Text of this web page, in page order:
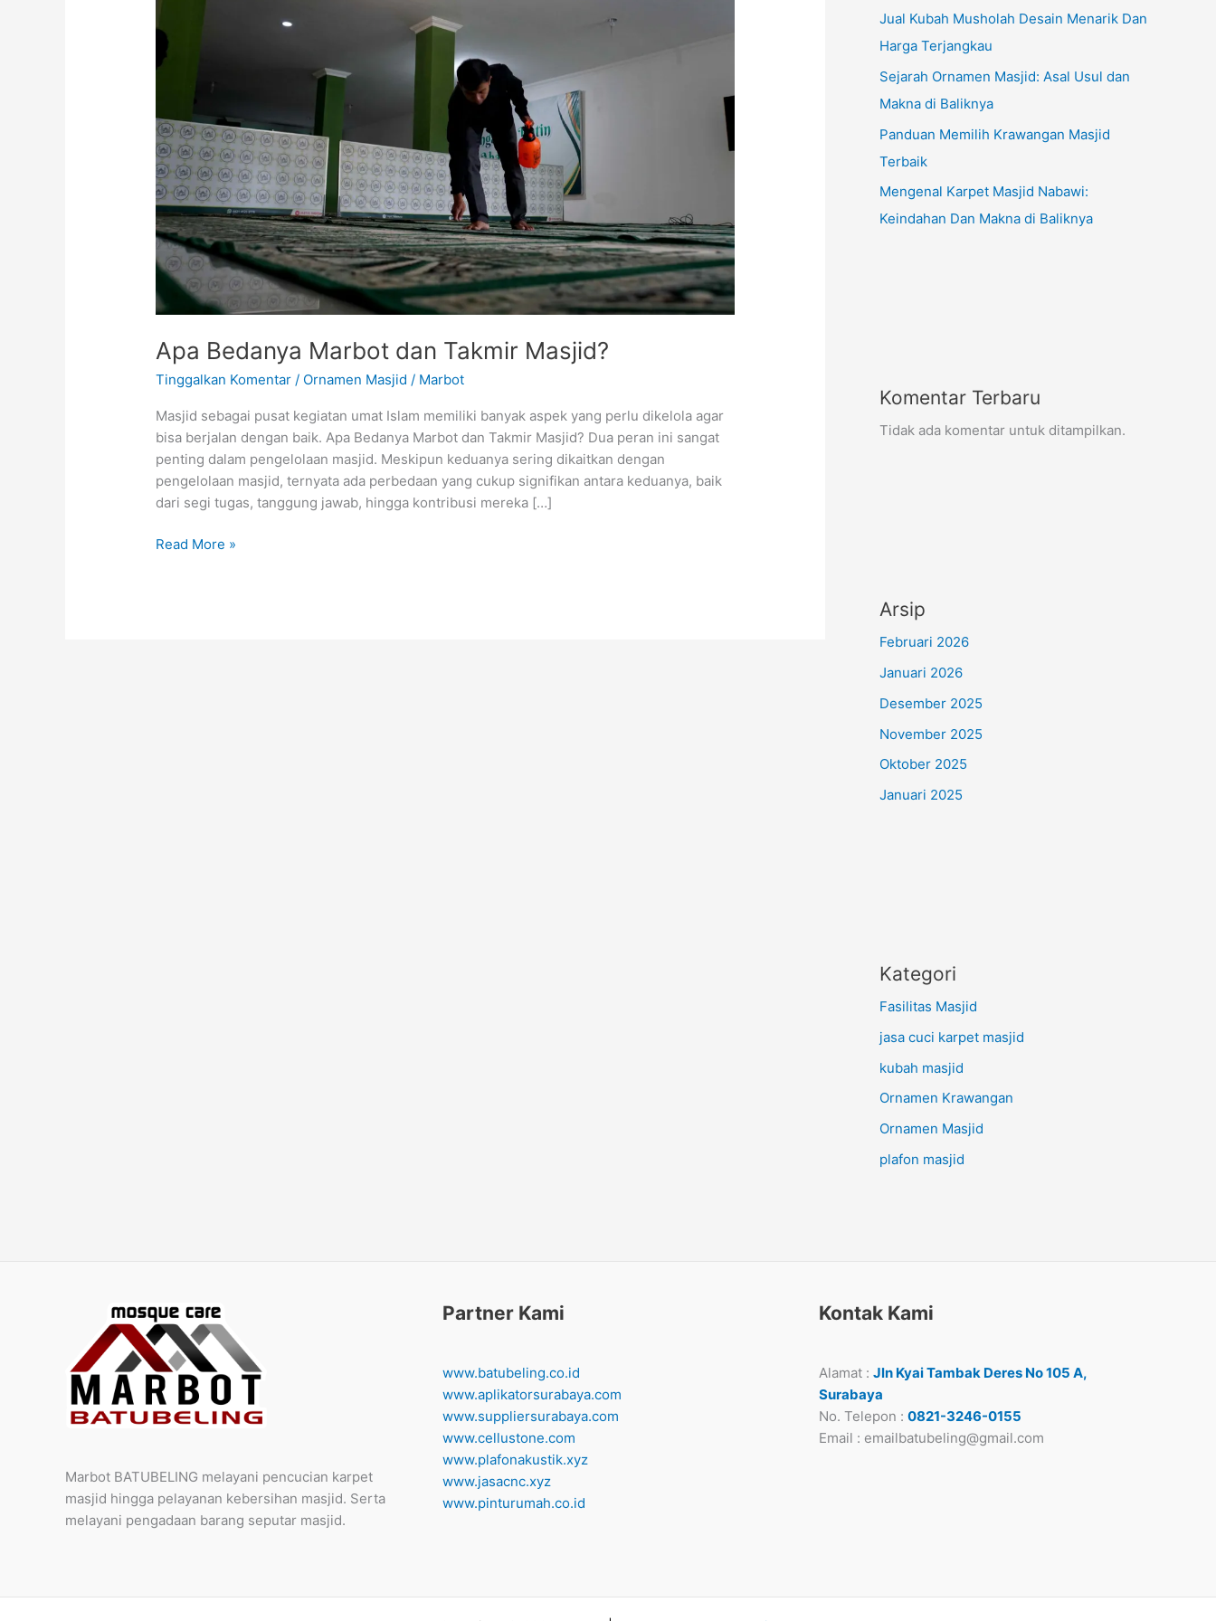
Apa Bedanya Marbot dan Takmir Masjid?
Tinggalkan Komentar / Ornamen Masjid / Marbot
Masjid sebagai pusat kegiatan umat Islam memiliki banyak aspek yang perlu dikelola agar
bisa berjalan dengan baik. Apa Bedanya Marbot dan Takmir Masjid? Dua peran ini sangat
penting dalam pengelolaan masjid. Meskipun keduanya sering dikaitkan dengan
pengelolaan masjid, ternyata ada perbedaan yang cukup signifikan antara keduanya, baik
dari segi tugas, tanggung jawab, hingga kontribusi mereka […]
Takmir
Masjid?
Read More »
Jual Kubah Musholah Desain Menarik Dan
Harga Terjangkau
Sejarah Ornamen Masjid: Asal Usul dan
Makna di Baliknya
Panduan Memilih Krawangan Masjid
Terbaik
Mengenal Karpet Masjid Nabawi:
Keindahan Dan Makna di Baliknya
Komentar Terbaru
Tidak ada komentar untuk ditampilkan.
Arsip
Februari 2026
Januari 2026
Desember 2025
November 2025
Oktober 2025
Januari 2025
Kategori
Fasilitas Masjid
jasa cuci karpet masjid
kubah masjid
Ornamen Krawangan
Ornamen Masjid
plafon masjid
Marbot BATUBELING melayani pencucian karpet
masjid hingga pelayanan kebersihan masjid. Serta
melayani pengadaan barang seputar masjid.
Partner Kami
www.batubeling.co.id
www.aplikatorsurabaya.com
www.suppliersurabaya.com
www.cellustone.com
www.plafonakustik.xyz
www.jasacnc.xyz
www.pinturumah.co.id
Kontak Kami
Alamat :Jln Kyai Tambak Deres No 105 A,
Surabaya
No. Telepon :0821-3246-0155
Email : emailbatubeling@gmail.com